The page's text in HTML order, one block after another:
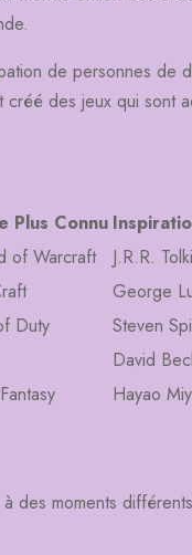
de personnes de
créé des jeux qui sont
Plus Connu
of Warcraft
J.R.R.
George
Duty
Steven
David
Hayao
moments